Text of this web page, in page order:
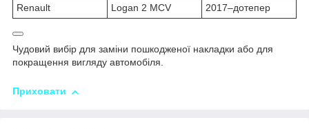
Renault
Logan 2 MCV 2017–дотепер
Чудовий вибір для заміни пошкодженої накладки або для
покращення вигляду автомобіля.
Приховати